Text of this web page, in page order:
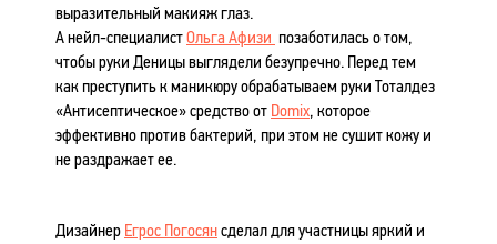
выразительный макияж глаз.
А нейл-специалистОльга Афизи позаботилась о том,
чтобы руки Деницы выглядели безупречно. Перед тем
как преступить к маникюру обрабатываем руки Тоталдез
«Антисептическое» средство от Domix, которое
эффективно против бактерий, при этом не сушит кожу и
не раздражает ее.
Дизайнер Егрос Погосянсделал для участницы яркий и